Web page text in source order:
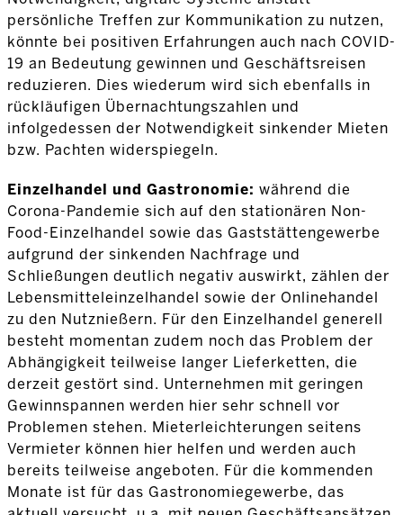
persönliche Treffen zur Kommunikation zu nutzen,
könnte bei positiven Erfahrungen auch nach COVID-
19 an Bedeutung gewinnen und Geschäftsreisen
reduzieren. Dies wiederum wird sich ebenfalls in
rückläufigen Übernachtungszahlen und
infolgedessen der Notwendigkeit sinkender Mieten
bzw. Pachten widerspiegeln.
Einzelhandel und Gastronomie: während die
Corona-Pandemie sich auf den stationären Non-
Food-Einzelhandel sowie das Gaststättengewerbe
aufgrund der sinkenden Nachfrage und
Schließungen deutlich negativ auswirkt, zählen der
Lebensmitteleinzelhandel sowie der Onlinehandel
zu den Nutznießern. Für den Einzelhandel generell
besteht momentan zudem noch das Problem der
Abhängigkeit teilweise langer Lieferketten, die
derzeit gestört sind. Unternehmen mit geringen
Gewinnspannen werden hier sehr schnell vor
Problemen stehen. Mieterleichterungen seitens
Vermieter können hier helfen und werden auch
bereits teilweise angeboten. Für die kommenden
Monate ist für das Gastronomiegewerbe, das